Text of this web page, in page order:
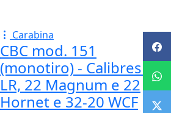
Carabina
CBC mod. 151
(monotiro) - Calibres 22
LR, 22 Magnum e 22
Hornet e 32-20 WCF